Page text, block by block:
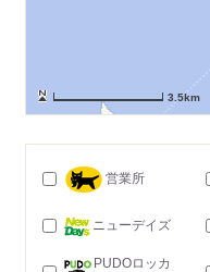
3.5km
営業所
ニューデイズ
PUDOロッカ